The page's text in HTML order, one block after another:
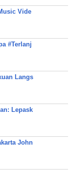
Vide
#Terlanj
Langs
Lepask
John